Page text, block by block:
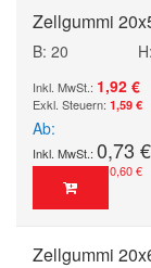
Zellgummi
B: 20
1,92 €
1,59 €
Ab
0,73 €
0,60 €
Zellgummi